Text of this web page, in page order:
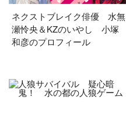
ネクストブレイク俳優 水無
瀬怜央＆KZのいやし 小塚
和彦のプロフィール